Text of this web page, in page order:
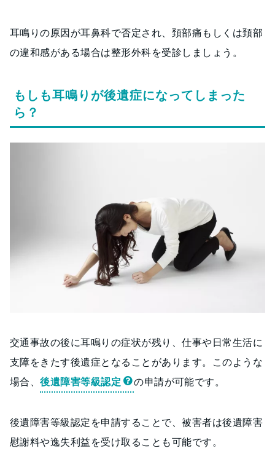
耳鳴りの原因が耳鼻科で否定され、頚部痛もしくは頚部
の違和感がある場合は整形外科を受診しましょう。
もしも耳鳴りが後遺症になってしまった
ら？
交通事故の後に耳鳴りの症状が残り、仕事や日常生活に
支障をきたす後遺症となることがあります。このような
場合、後遺障害等級認定 の申請が可能です。
後遺障害等級認定を申請することで、被害者は後遺障害
慰謝料や逸失利益を受け取ることも可能です。